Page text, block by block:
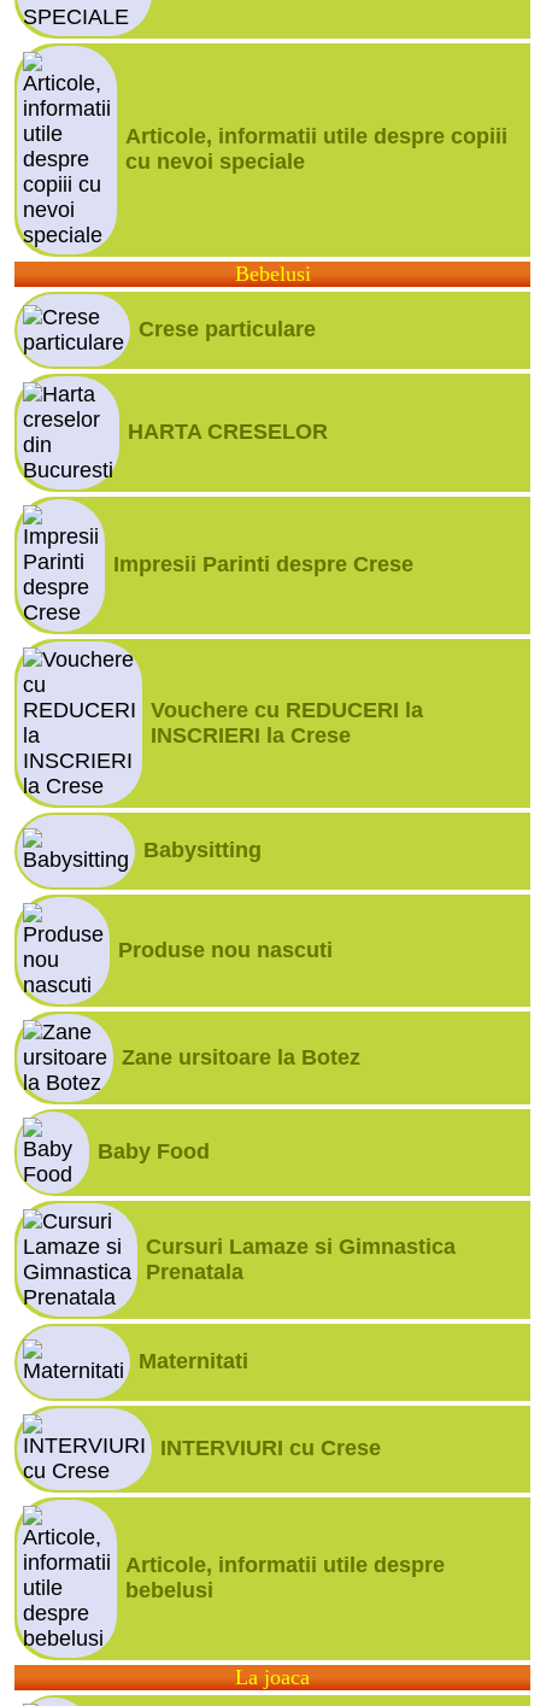
Articole, informatii utile despre copiii
cu nevoi speciale
Bebelusi
Crese particulare
HARTA CRESELOR
Impresii Parinti despre Crese
Vouchere cu REDUCERI la
INSCRIERI la Crese
Babysitting
Produse nou nascuti
Zane ursitoare la Botez
Baby Food
Cursuri Lamaze si Gimnastica
Prenatala
Maternitati
INTERVIURI cu Crese
Articole, informatii utile despre
bebelusi
La joaca